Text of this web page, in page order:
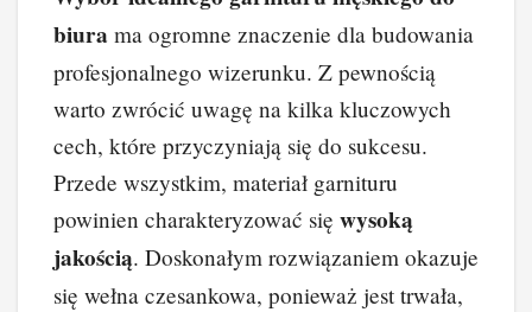
c
e
b
o
o
k
er
e
st
k
e
dI
n
d
di
t
o
p
p
y
Li
n
k
biura ma ogromne znaczenie dla budowania
profesjonalnego wizerunku. Z pewnością
warto zwrócić uwagę na kilka kluczowych
cech, które przyczyniają się do sukcesu.
Przede wszystkim, materiał garnituru
powinien charakteryzować się wysoką
jakością. Doskonałym rozwiązaniem okazuje
się wełna czesankowa, ponieważ jest trwała,